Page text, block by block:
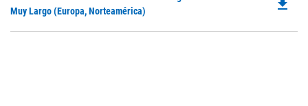
Muy Largo (Europa, Norteamérica)
file_download